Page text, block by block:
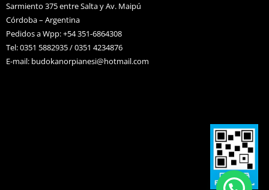
Sarmiento 375 entre Salta y Av. Maipú
Córdoba – Argentina
Pedidos a Wpp: +54 351-6864308
Tel: 0351 5882935 / 0351 4234876
E-mail: budokanorpianesi@hotmail.com